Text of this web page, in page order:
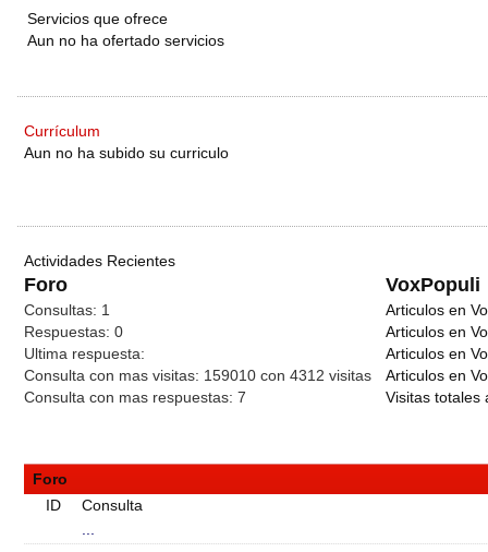
Servicios que ofrece
Aun no ha ofertado servicios
Currículum
Aun no ha subido su curriculo
Actividades Recientes
Foro VoxPopuli
Consultas: 1
Respuestas: 0
Ultima respuesta:
Consulta con mas visitas: 159010 con 4312 visitas
Consulta con mas respuestas: 7
Articulos en
Articulos en
Articulos en
Articulos en
Visitas totales
Foro
ID
Consulta